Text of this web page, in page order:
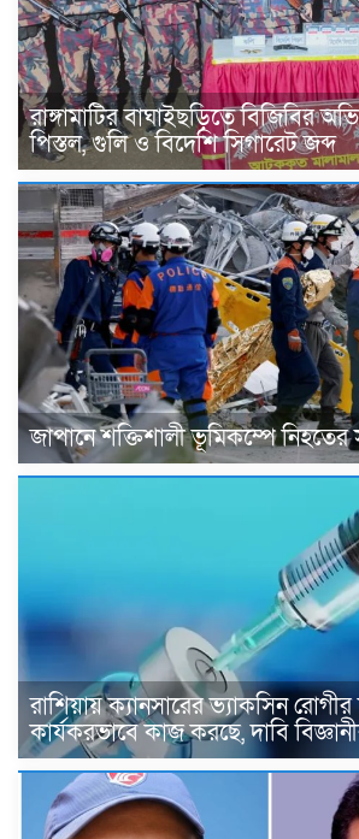
রাঙ্গামাটির বাঘাইছড়িতে বিজিবির
পিস্তল, গুলি ও বিদেশি সিগারেট জব্দ
জাপানে শক্তিশালী ভূমিকম্পে নিহতের
রাশিয়ায় ক্যানসারের ভ্যাকসিন রোগীর
কার্যকরভাবে কাজ করছে, দাবি